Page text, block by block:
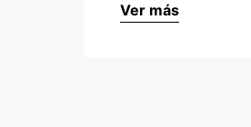
Ver más